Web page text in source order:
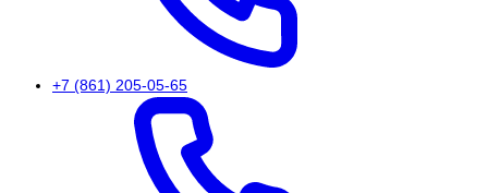
+7 (861) 205-05-65